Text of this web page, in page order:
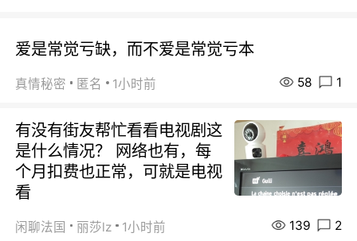
爱是常觉亏缺，而不爱是常觉亏本
真情秘密 匿名 1小时前 58 1
有没有街友帮忙看看电视剧这
是什么情况？ 网络也有，每
个月扣费也正常，可就是电视
看
闲聊法国 丽莎lz 1小时前 139 2